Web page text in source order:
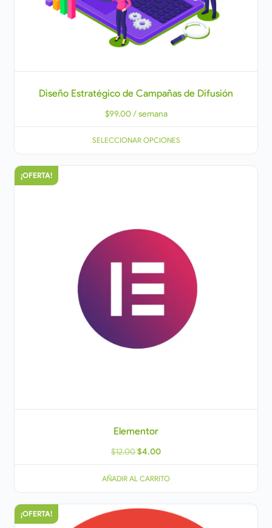
Diseño Estratégico de Campañas de Difusión
$99.00 / semana
SELECCIONAR OPCIONES
¡OFERTA!
Elementor
$12.00$4.00
AÑADIR AL CARRITO
¡OFERTA!